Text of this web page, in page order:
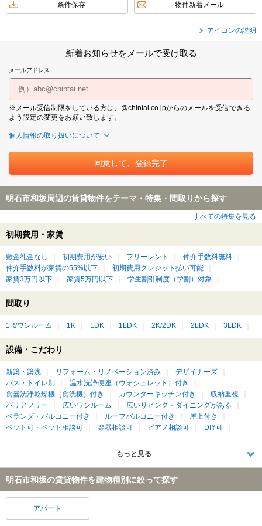
条件保存 物件新着メール
アイコンの説明
新着お知らせをメールで受け取る
メールアドレス
※メール受信制限をしている方は、@chintai.co.jpからのメールを受信できる
よう設定の変更をお願い致します。
個人情報の取り扱いについて
明石市和坂周辺の賃貸物件をテーマ・特集・間取りから探す
すべての特集を見る
初期費用・家賃
敷金礼金なし 初期費用が安い フリーレント
仲介手数料無料
仲介手数料が家賃の55%以下
初期費用クレジット払い可能
家賃3万円以下
家賃5万円以下 学生割引制度（学割）対象
間取り
1R/ワンルーム 1K 1DK 1LDK 2K/2DK 2LDK 3LDK
設備・こだわり
新築・築浅 リフォーム・リノベーション済み
デザイナーズ
バス・トイレ別
温水洗浄便座（ウォシュレット）付き
食器洗浄乾燥機（食洗機）付き
カウンターキッチン付き
収納重視
バリアフリー
広いワンルーム
広いリビング・ダイニングがある
ベランダ・バルコニー付き
ルーフバルコニー付き
屋上付き
ペット可・ペット相談可
楽器相談可 ピアノ相談可 DIY可
もっと見る
明石市和坂の賃貸物件を建物種別に絞って探す
アパート